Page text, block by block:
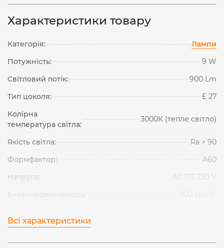
Характеристики товару
Категорія:
Лампи
Потужність:
9 W
Світловий потік:
900 Lm
Тип цоколя:
Е 27
Колірна
температура світла:
3000К (тепле світло)
Якість світла:
Ra > 90
Формфактор:
А60
Напруга:
AC 175-250 V
Всі характеристики